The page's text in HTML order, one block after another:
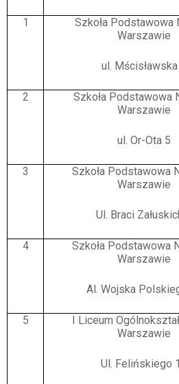
1
Szkoła Podstawowa
Warszawie
ul. Mścisławska
2
Szkoła Podstawowa
Warszawie
ul. Or-Ota 5
3
Szkoła Podstawowa
Warszawie
Ul. Braci
4
Szkoła Podstawowa
Warszawie
Al. Wojska
5
I Liceum
Warszawie
Ul. Felińskiego